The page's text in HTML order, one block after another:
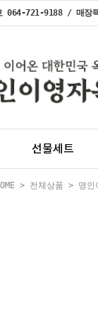
064-721-9188 / 매장
선물세트
> 전체상품 > 명인